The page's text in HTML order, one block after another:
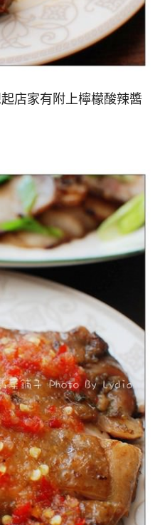
店家有附上檸檬酸辣醬